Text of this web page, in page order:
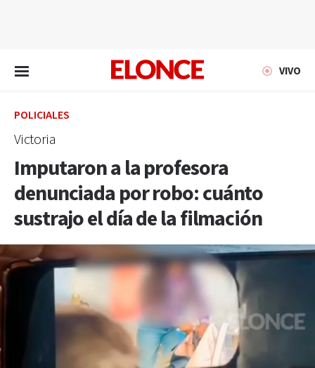
VIVO
POLICIALES
Victoria
Imputaron a la profesora
denunciada por robo: cuánto
sustrajo el día de la filmación